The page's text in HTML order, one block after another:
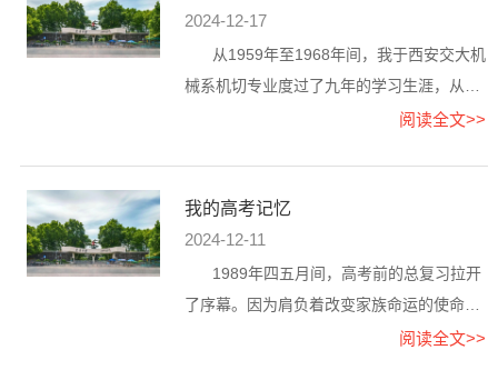
2024-12-17
从1959年至1968年间，我于西安交大机
械系机切专业度过了九年的学习生涯，从大
学生一路成长为研究生。之后从城市到下
阅读全文>>
我的高考记忆
2024-12-11
1989年四五月间，高考前的总复习拉开
了序幕。因为肩负着改变家族命运的使命，
我心无旁骛，毅然走向那座抬头即见的“独木
阅读全文>>